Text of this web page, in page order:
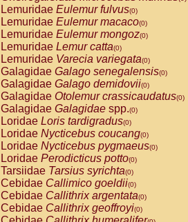
Lemuridae Eulemur fulvus(0)
Lemuridae Eulemur macaco(0)
Lemuridae Eulemur mongoz(0)
Lemuridae Lemur catta(0)
Lemuridae Varecia variegata(0)
Galagidae Galago senegalensis(0)
Galagidae Galago demidovii(0)
Galagidae Otolemur crassicaudatus(0)
Galagidae Galagidae spp.(0)
Loridae Loris tardigradus(0)
Loridae Nycticebus coucang(0)
Loridae Nycticebus pygmaeus(0)
Loridae Perodicticus potto(0)
Tarsiidae Tarsius syrichta(0)
Cebidae Callimico goeldii(0)
Cebidae Callithrix argentata(0)
Cebidae Callithrix geoffroyi(0)